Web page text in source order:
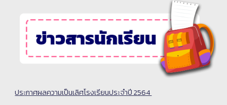
ประกาศผลความเป็นเลิศโรงเรียนประจำปี 2564